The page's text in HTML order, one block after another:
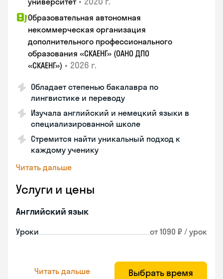
Образовательная автономная
некоммерческая организация
дополнительного профессионального
образования «СКАЕНГ» (ОАНО ДПО
«СКАЕНГ») • 2026 г.
Обладает степенью бакалавра по
лингвистике и переводу
Изучала английский и немецкий языки в
специализированной школе
Стремится найти уникальный подход к
каждому ученику
Читать дальше
Услуги и цены
Английский язык
Уроки от 1090 ₽ / урок
Читать дальше Выбрать время